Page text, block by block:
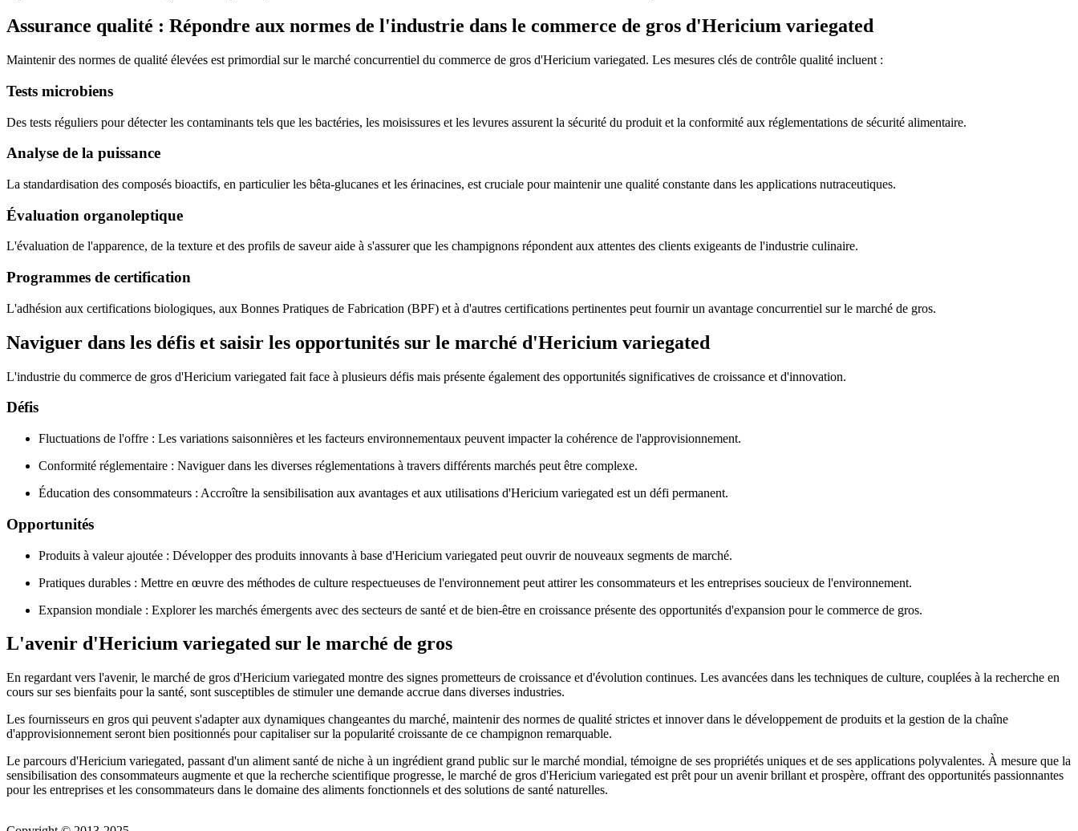
Assurance qualité : Répondre aux normes de l'industrie dans le commerce de gros d'Hericium variegated
Maintenir des normes de qualité élevées est primordial sur le marché concurrentiel du commerce de gros d'Hericium variegated. Les mesures clés de contrôle qualité incluent :
Tests microbiens
Des tests réguliers pour détecter les contaminants tels que les bactéries, les moisissures et les levures assurent la sécurité du produit et la conformité aux réglementations de sécurité alimentaire.
Analyse de la puissance
La standardisation des composés bioactifs, en particulier les bêta-glucanes et les érinacines, est cruciale pour maintenir une qualité constante dans les applications nutraceutiques.
Évaluation organoleptique
L'évaluation de l'apparence, de la texture et des profils de saveur aide à s'assurer que les champignons répondent aux attentes des clients exigeants de l'industrie culinaire.
Programmes de certification
L'adhésion aux certifications biologiques, aux Bonnes Pratiques de Fabrication (BPF) et à d'autres certifications pertinentes peut fournir un avantage concurrentiel sur le marché de gros.
Naviguer dans les défis et saisir les opportunités sur le marché d'Hericium variegated
L'industrie du commerce de gros d'Hericium variegated fait face à plusieurs défis mais présente également des opportunités significatives de croissance et d'innovation.
Défis
Fluctuations de l'offre : Les variations saisonnières et les facteurs environnementaux peuvent impacter la cohérence de l'approvisionnement.
Conformité réglementaire : Naviguer dans les diverses réglementations à travers différents marchés peut être complexe.
Éducation des consommateurs : Accroître la sensibilisation aux avantages et aux utilisations d'Hericium variegated est un défi permanent.
Opportunités
Produits à valeur ajoutée : Développer des produits innovants à base d'Hericium variegated peut ouvrir de nouveaux segments de marché.
Pratiques durables : Mettre en œuvre des méthodes de culture respectueuses de l'environnement peut attirer les consommateurs et les entreprises soucieux de l'environnement.
Expansion mondiale : Explorer les marchés émergents avec des secteurs de santé et de bien-être en croissance présente des opportunités d'expansion pour le commerce de gros.
L'avenir d'Hericium variegated sur le marché de gros
En regardant vers l'avenir, le marché de gros d'Hericium variegated montre des signes prometteurs de croissance et d'évolution continues. Les avancées dans les techniques de culture, couplées à la recherche en
cours sur ses bienfaits pour la santé, sont susceptibles de stimuler une demande accrue dans diverses industries.
Les fournisseurs en gros qui peuvent s'adapter aux dynamiques changeantes du marché, maintenir des normes de qualité strictes et innover dans le développement de produits et la gestion de la chaîne
d'approvisionnement seront bien positionnés pour capitaliser sur la popularité croissante de ce champignon remarquable.
Le parcours d'Hericium variegated, passant d'un aliment santé de niche à un ingrédient grand public sur le marché mondial, témoigne de ses propriétés uniques et de ses applications polyvalentes. À mesure que la
sensibilisation des consommateurs augmente et que la recherche scientifique progresse, le marché de gros d'Hericium variegated est prêt pour un avenir brillant et prospère, offrant des opportunités passionnantes
pour les entreprises et les consommateurs dans le domaine des aliments fonctionnels et des solutions de santé naturelles.